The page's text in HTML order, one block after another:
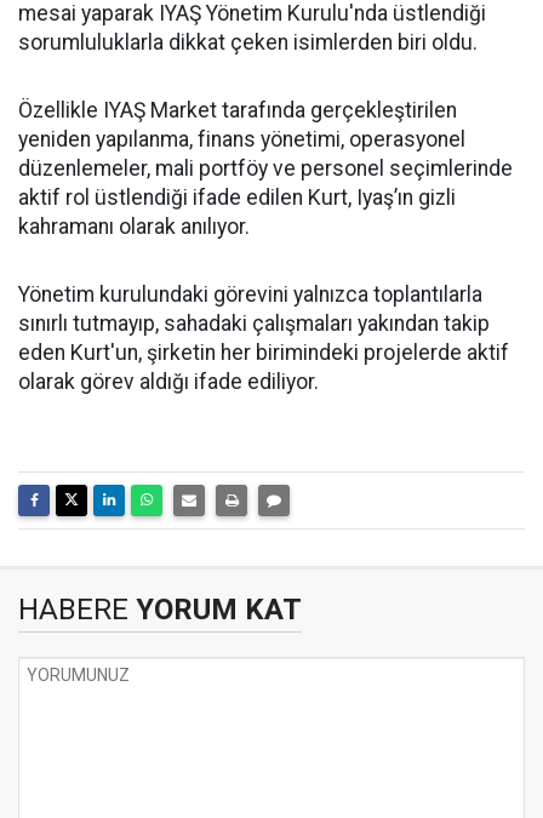
mesai yaparak IYAŞ Yönetim Kurulu'nda üstlendiği
sorumluluklarla dikkat çeken isimlerden biri oldu.
Özellikle IYAŞ Market tarafında gerçekleştirilen
yeniden yapılanma, finans yönetimi, operasyonel
düzenlemeler, mali portföy ve personel seçimlerinde
aktif rol üstlendiği ifade edilen Kurt, Iyaş’ın gizli
kahramanı olarak anılıyor.
Yönetim kurulundaki görevini yalnızca toplantılarla
sınırlı tutmayıp, sahadaki çalışmaları yakından takip
eden Kurt'un, şirketin her birimindeki projelerde aktif
olarak görev aldığı ifade ediliyor.
HABERE YORUM KAT